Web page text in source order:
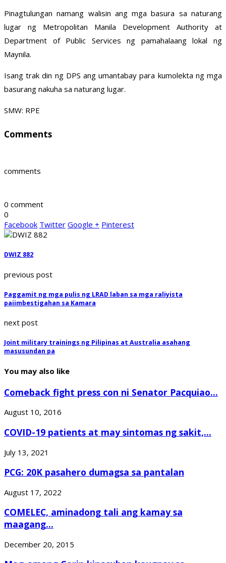
Pinagtulungan namang walisin ang mga basura sa naturang
lugar ng Metropolitan Manila Development Authority at
Department of Public Services ng pamahalaang lokal ng
Maynila.
Isang trak din ng DPS ang umantabay para kumolekta ng mga
basurang nakuha sa naturang lugar.
SMW: RPE
Comments
comments
0 comment
0
Facebook Twitter Google + Pinterest
DWIZ 882
previous post
Paggamit ng mga pulis ng LRAD laban sa mga raliyista
paiimbestigahan sa Kamara
next post
Joint military trainings ng Pilipinas at Australia asahang
masusundan pa
You may also like
Comeback fight press con ni Senator Pacquiao...
August 10, 2016
COVID-19 patients at may sintomas ng sakit,...
July 13, 2021
PCG: 20K pasahero dumagsa sa pantalan
August 17, 2022
COMELEC, aminadong tali ang kamay sa
maagang...
December 20, 2015